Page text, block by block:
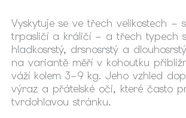
Vyskytuje se ve třech velikostech –
trpasličí a králičí – a třech typech
hladkosrstý, drsnosrstý a
na variantě měří v kohoutku
váží kolem 3–9 kg. Jeho vzhled
výraz a přátelské oči, které často
tvrdohlavou stránku.